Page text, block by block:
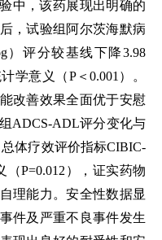
中，该药展现出明确的
，试验组阿尔茨海默病
）评分较基线下降3.98
学意义（P＜0.001）。
改善效果全面优于安慰
ADCS-ADL评分变化与
体疗效评价指标CIBIC-
P=0.012），证实药物
理能力。安全性数据显
件及严重不良事件发生